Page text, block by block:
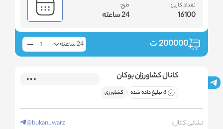
تعداد کاربر:
16100
طرح:
24 ساعته
200000ت 24 ساعته
کانال کشاورزان بوکان
8 تبلیغ داده شده کشاورزی
نشانی کانال: @bukan_warz